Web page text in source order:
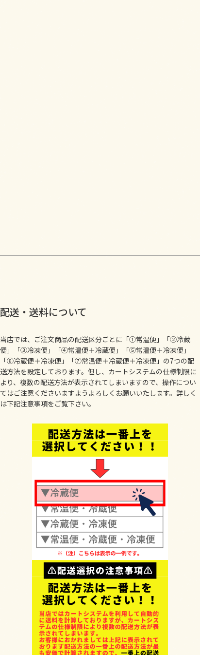
配送・送料について
当店では、ご注文商品の配送区分ごとに「①常温便」「②冷蔵
便」「③冷凍便」「④常温便＋冷蔵便」「⑤常温便＋冷凍便」
「⑥冷蔵便＋冷凍便」「⑦常温便＋冷蔵便＋冷凍便」の7つの配
送方法を設定しております。但し、カートシステムの仕様制限に
より、複数の配送方法が表示されてしまいますので、操作につい
てはご注意くださいますようよろしくお願いいたします。詳しく
は下記注意事項をご覧下さい。